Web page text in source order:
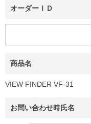
オーダーＩＤ
商品名
VIEW FINDER VF-31
お問い合わせ時氏名